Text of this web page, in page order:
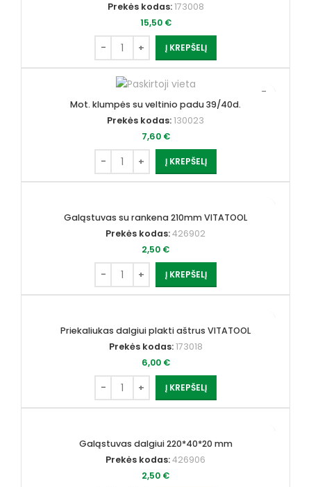
Prekės kodas:173008
15,50 €
Į KREPŠELĮ
Mot. klumpės su veltinio padu 39/40d.
Prekės kodas:130023
7,60 €
Į KREPŠELĮ
Galąstuvas su rankena 210mm VITATOOL
Prekės kodas:426902
2,50 €
Į KREPŠELĮ
Priekaliukas dalgiui plakti aštrus VITATOOL
Prekės kodas:173018
6,00 €
Į KREPŠELĮ
Galąstuvas dalgiui 220*40*20 mm
Prekės kodas:426906
2,50 €